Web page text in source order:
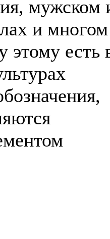
мужском
и многом
этому есть